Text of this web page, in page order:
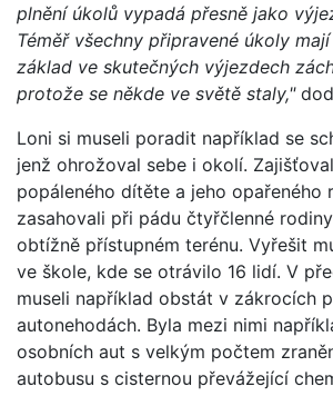
plnění úkolů vypadá přesně jako
Téměř všechny připravené úkoly
základ ve skutečných výjezdech
protože se někde ve světě staly,"
Loni si museli poradit například se
jenž ohrožoval sebe i okolí.
popáleného dítěte a jeho opařeného
zasahovali při pádu čtyřčlenné
obtížně přístupném terénu. Vyřešit
ve škole, kde se otrávilo 16 lidí. V
museli například obstát v zákrocích
autonehodách. Byla mezi nimi
osobních aut s velkým počtem
autobusu s cisternou převážející